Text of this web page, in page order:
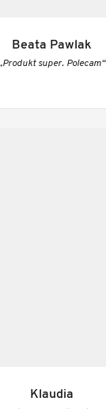
Beata Pawlak
super. Polecam“
Klaudia